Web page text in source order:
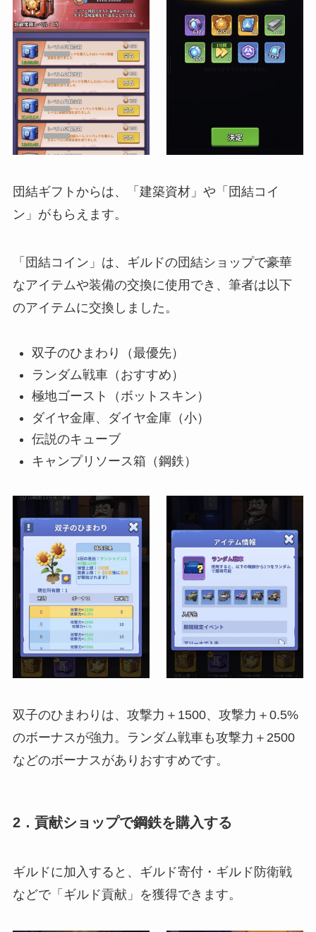
団結ギフトからは、「建築資材」や「団結コイ
ン」がもらえます。
「団結コイン」は、ギルドの団結ショップで豪華
なアイテムや装備の交換に使用でき、筆者は以下
のアイテムに交換しました。
双子のひまわり（最優先）
ランダム戦車（おすすめ）
極地ゴースト（ボットスキン）
ダイヤ金庫、ダイヤ金庫（小）
伝説のキューブ
キャンプリソース箱（鋼鉄）
双子のひまわりは、攻撃力＋1500、攻撃力＋0.5%
のボーナスが強力。ランダム戦車も攻撃力＋2500
などのボーナスがありおすすめです。
2．貢献ショップで鋼鉄を購入する
ギルドに加入すると、ギルド寄付・ギルド防衛戦
などで「ギルド貢献」を獲得できます。